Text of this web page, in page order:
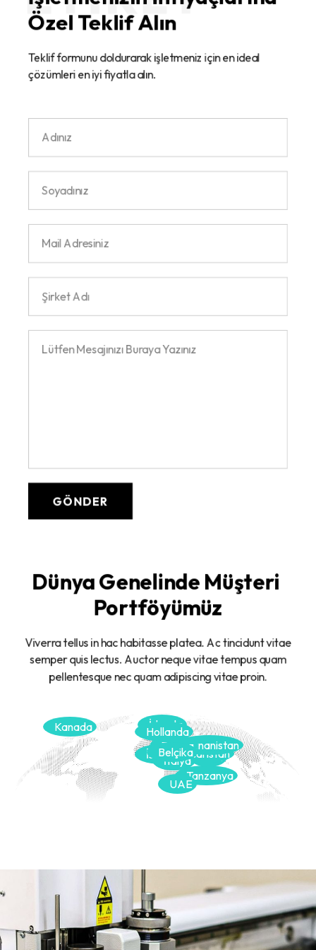
Özel Teklif Alın
Teklif formunu doldurarak işletmeniz için en ideal
çözümleri en iyi fiyatla alın.
Dünya Genelinde Müşteri
Portföyümüz
Viverra tellus in hac habitasse platea. Ac tincidunt vitae
semper quis lectus. Auctor neque vitae tempus quam
pellentesque nec quam adipiscing vitae proin.
Kanada
Tanzanya
İrlanda
İsrail
İspanyaMacaristan
Hollanda
Yunanistan
UAE
İtalya
Fransa
Belçika